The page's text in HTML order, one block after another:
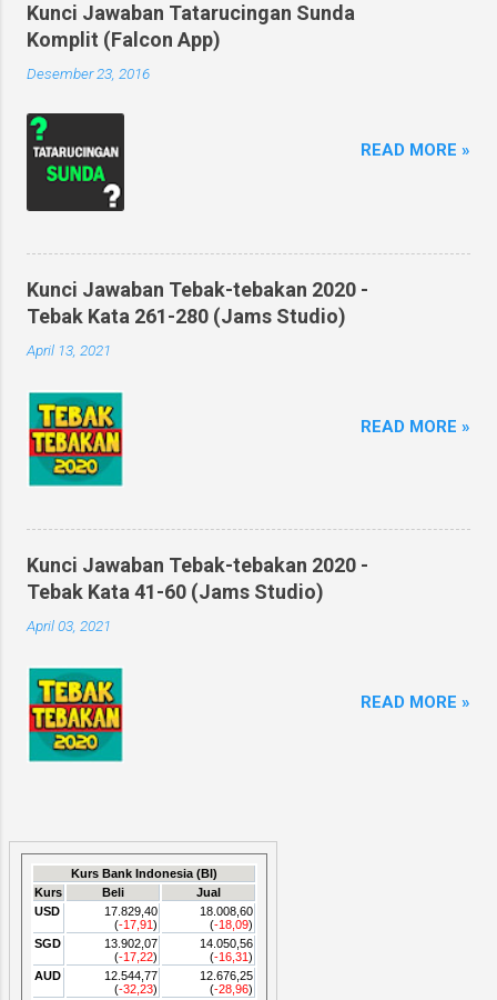
Kunci Jawaban Tatarucingan Sunda
Komplit (Falcon App)
Desember 23, 2016
READ MORE »
Kunci Jawaban Tebak-tebakan 2020 -
Tebak Kata 261-280 (Jams Studio)
April 13, 2021
READ MORE »
Kunci Jawaban Tebak-tebakan 2020 -
Tebak Kata 41-60 (Jams Studio)
April 03, 2021
READ MORE »